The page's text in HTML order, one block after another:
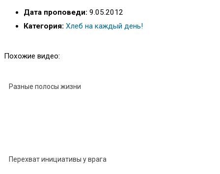
Дата проповеди: 9.05.2012
Категория: Хлеб на каждый день!
Похожие видео:
Разные полосы жизни
Перехват инициативы у врага